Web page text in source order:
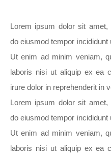
Lorem ipsum dolor sit amet,
do eiusmod tempor incididunt
Ut enim ad minim veniam,
laboris nisi ut aliquip ex ea
irure dolor in reprehenderit in
Lorem ipsum dolor sit amet,
do eiusmod tempor incididunt
Ut enim ad minim veniam,
laboris nisi ut aliquip ex ea